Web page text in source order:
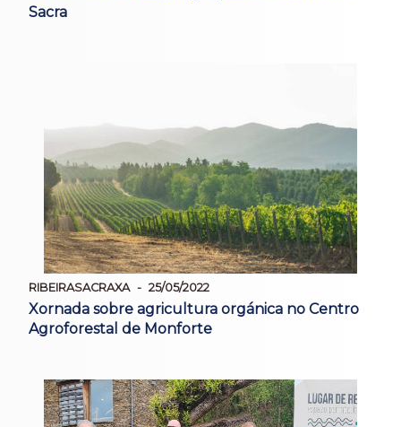
Sacra
RIBEIRASACRAXA 25/05/2022
Xornada sobre agricultura orgánica no Centro
Agroforestal de Monforte